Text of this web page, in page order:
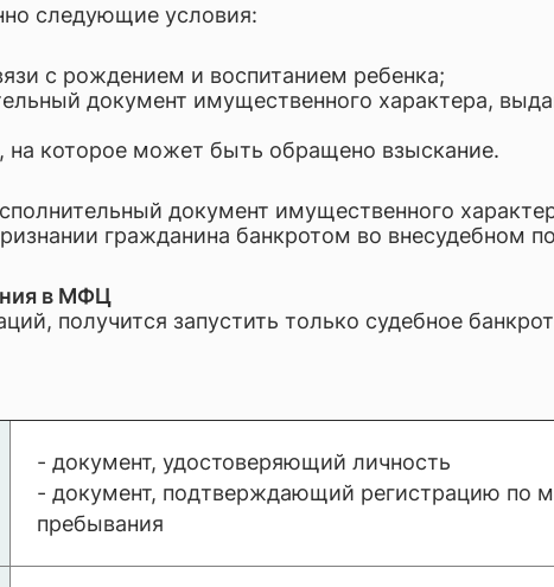
следующие условия:
с рождением и воспитанием ребенка;
документ имущественного характера,
на которое может быть обращено взыскание.
документ имущественного
гражданина банкротом во внесудебном
в МФЦ
получится запустить только судебное
- документ, удостоверяющий личность
- документ, подтверждающий регистрацию по
пребывания